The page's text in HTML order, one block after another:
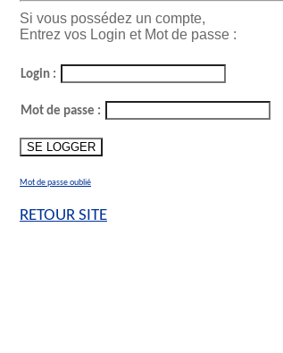
Si vous possédez un compte,
Entrez vos Login et Mot de passe :
Login :
Mot de passe :
Mot de passe oublié
RETOUR SITE